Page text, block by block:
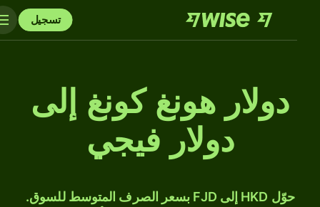
تسجيل
دولار هونغ كونغ إلى
دولار فيجي
حوّل HKD إلى FJD بسعر الصرف المتوسط للسوق.